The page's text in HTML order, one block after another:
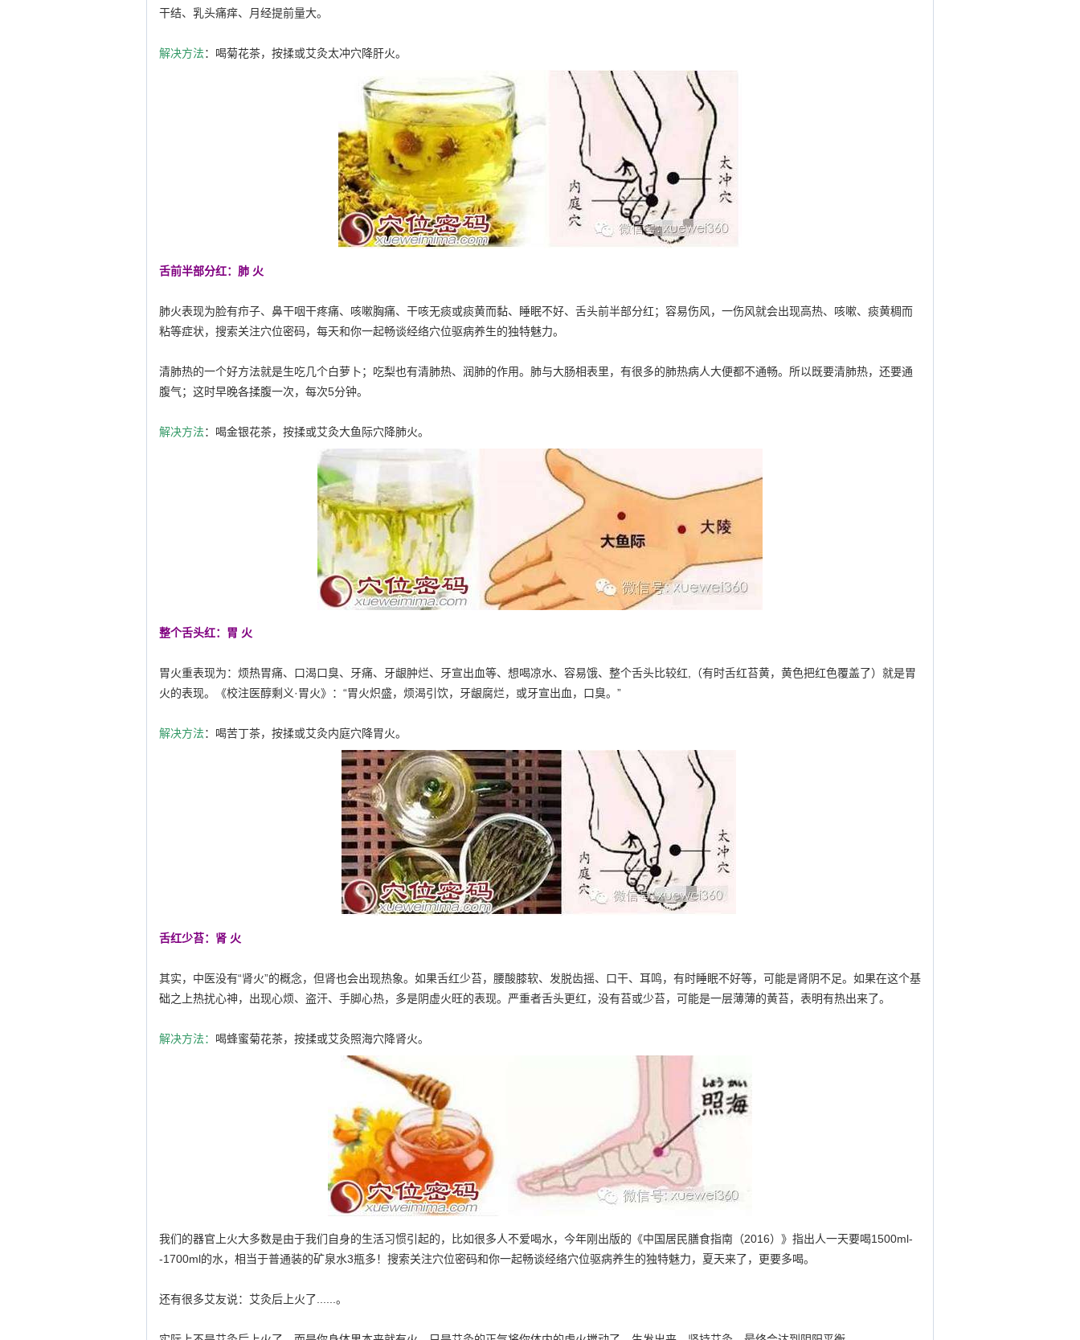
干结、乳头痛痒、月经提前量大。
解决方法：喝菊花茶，按揉或艾灸太冲穴降肝火。
舌前半部分红：肺 火
肺火表现为脸有疖子、鼻干咽干疼痛、咳嗽胸痛、干咳无痰或痰黄而黏、睡眠不好、舌头前半部分红；容易伤风，一伤风就会出现高热、咳嗽、痰黄稠而
粘等症状，搜索关注穴位密码，每天和你一起畅谈经络穴位驱病养生的独特魅力。
清肺热的一个好方法就是生吃几个白萝卜；吃梨也有清肺热、润肺的作用。肺与大肠相表里，有很多的肺热病人大便都不通畅。所以既要清肺热，还要通
腹气；这时早晚各揉腹一次，每次5分钟。
解决方法：喝金银花茶，按揉或艾灸大鱼际穴降肺火。
整个舌头红：胃 火
胃火重表现为：烦热胃痛、口渴口臭、牙痛、牙龈肿烂、牙宣出血等、想喝凉水、容易饿、整个舌头比较红,（有时舌红苔黄，黄色把红色覆盖了）就是胃
火的表现。《校注医醇剩义·胃火》：“胃火炽盛，烦渴引饮，牙龈腐烂，或牙宣出血，口臭。”
解决方法：喝苦丁茶，按揉或艾灸内庭穴降胃火。
舌红少苔：肾 火
其实，中医没有“肾火”的概念，但肾也会出现热象。如果舌红少苔，腰酸膝软、发脱齿摇、口干、耳鸣，有时睡眠不好等，可能是肾阴不足。如果在这个基
础之上热扰心神，出现心烦、盗汗、手脚心热，多是阴虚火旺的表现。严重者舌头更红，没有苔或少苔，可能是一层薄薄的黄苔，表明有热出来了。
解决方法： 喝蜂蜜菊花茶，按揉或艾灸照海穴降肾火。
我们的器官上火大多数是由于我们自身的生活习惯引起的，比如很多人不爱喝水，今年刚出版的《中国居民膳食指南（2016）》指出人一天要喝1500ml-
-1700ml的水，相当于普通装的矿泉水3瓶多！搜索关注穴位密码和你一起畅谈经络穴位驱病养生的独特魅力，夏天来了，更要多喝。
还有很多艾友说：艾灸后上火了......。